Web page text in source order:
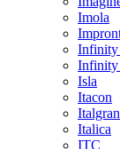
Imola
Infinity
Infinity
Isla
Itacon
Italica
ITC